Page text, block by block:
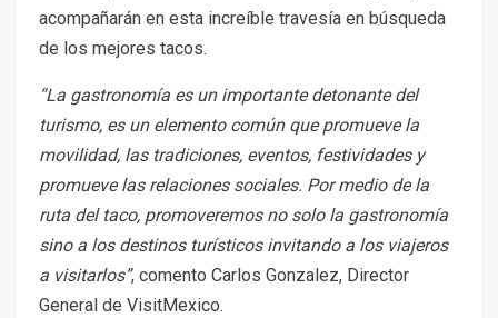
acompañarán en esta increíble travesía en búsqueda
de los mejores tacos.
“La gastronomía es un importante detonante del
turismo, es un elemento común que promueve la
movilidad, las tradiciones, eventos, festividades y
promueve las relaciones sociales. Por medio de la
ruta del taco, promoveremos no solo la gastronomía
sino a los destinos turísticos invitando a los viajeros
a visitarlos”, comento Carlos Gonzalez, Director
General de VisitMexico.